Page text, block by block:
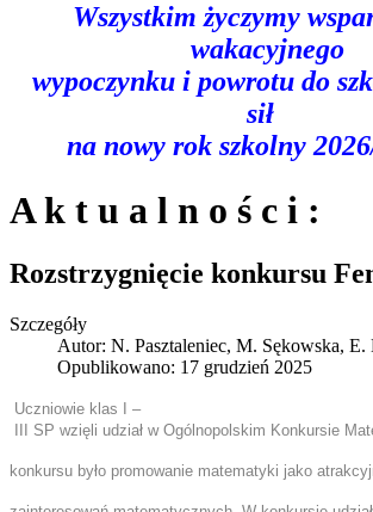
Wszystkim życzymy
wakacyjnego
wypoczynku i powrotu do
sił
na nowy rok szkolny
A k t u a l n o ś c i :
Rozstrzygnięcie konkursu
Szczegóły
Autor: N. Pasztaleniec, M. Sękowska, E.
Opublikowano: 17 grudzień 2025
Uczniowie klas I –
III SP wzięli udział w Ogólnopolskim Konkursie
konkursu było promowanie matematyki jako